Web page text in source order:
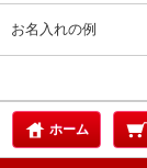
お名入れの例
ホーム